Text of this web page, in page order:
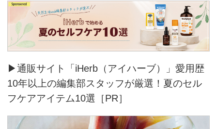
▶通販サイト「iHerb（アイハーブ）」愛用歴
10年以上の編集部スタッフが厳選！夏のセル
フケアアイテム10選［PR］